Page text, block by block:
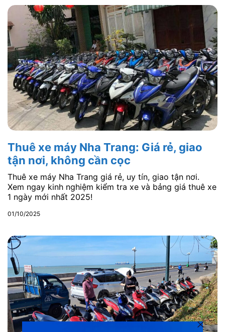
Thuê xe máy Nha Trang: Giá rẻ, giao
tận nơi, không cần cọc
Thuê xe máy Nha Trang giá rẻ, uy tín, giao tận nơi.
Xem ngay kinh nghiệm kiểm tra xe và bảng giá thuê xe
1 ngày mới nhất 2025!
01/10/2025